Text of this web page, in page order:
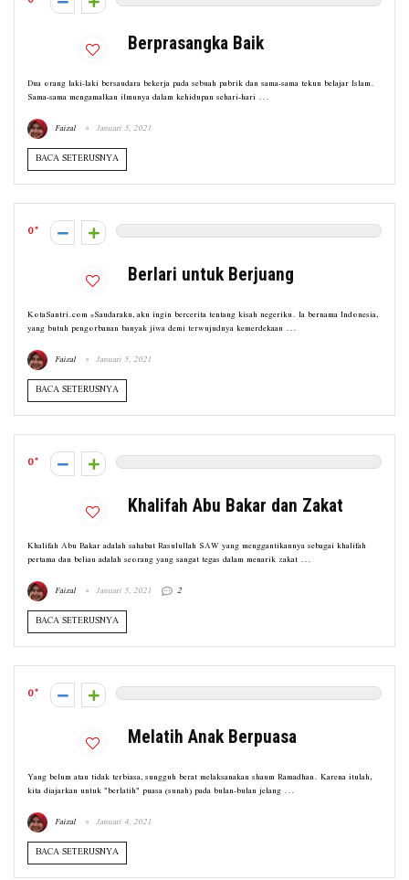
Berprasangka Baik
Dua orang laki-laki bersaudara bekerja pada sebuah pabrik dan sama-sama tekun belajar Islam.
Sama-sama mengamalkan ilmunya dalam kehidupan sehari-hari ...
Faizal
Januari 5, 2021
BACA SETERUSNYA
0
Berlari untuk Berjuang
KotaSantri.com *Saudaraku, aku ingin bercerita tentang kisah negeriku. Ia bernama Indonesia,
yang butuh pengorbanan banyak jiwa demi terwujudnya kemerdekaan ...
Faizal
Januari 5, 2021
BACA SETERUSNYA
0
Khalifah Abu Bakar dan Zakat
Khalifah Abu Bakar adalah sahabat Rasulullah SAW yang menggantikannya sebagai khalifah
pertama dan beliau adalah seorang yang sangat tegas dalam menarik zakat ...
Faizal
Januari 5, 2021 2
BACA SETERUSNYA
0
Melatih Anak Berpuasa
Yang belum atau tidak terbiasa, sungguh berat melaksanakan shaum Ramadhan. Karena itulah,
kita diajarkan untuk "berlatih" puasa (sunah) pada bulan-bulan jelang ...
Faizal
Januari 4, 2021
BACA SETERUSNYA